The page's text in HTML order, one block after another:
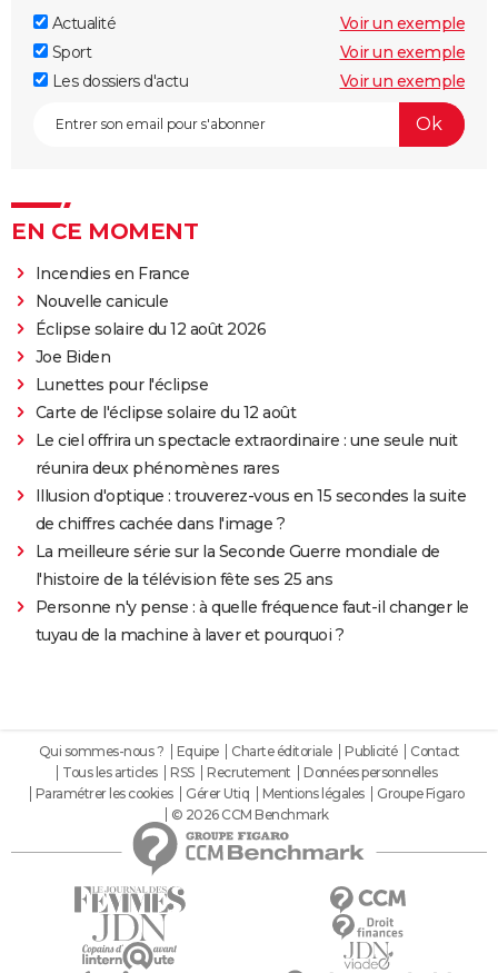
Actualité
Voir un exemple
Sport
Voir un exemple
Les dossiers d'actu
Voir un exemple
EN CE MOMENT
Incendies en France
Nouvelle canicule
Éclipse solaire du 12 août 2026
Joe Biden
Lunettes pour l'éclipse
Carte de l'éclipse solaire du 12 août
Le ciel offrira un spectacle extraordinaire : une seule nuit
réunira deux phénomènes rares
Illusion d'optique : trouverez-vous en 15 secondes la suite
de chiffres cachée dans l'image ?
La meilleure série sur la Seconde Guerre mondiale de
l'histoire de la télévision fête ses 25 ans
Personne n'y pense : à quelle fréquence faut-il changer le
tuyau de la machine à laver et pourquoi ?
Qui sommes-nous ? Equipe Charte éditoriale Publicité
Contact
Tous les articles
RSS Recrutement
Données personnelles
Paramétrer les cookies
Gérer Utiq Mentions légales
Groupe Figaro
© 2026 CCM Benchmark